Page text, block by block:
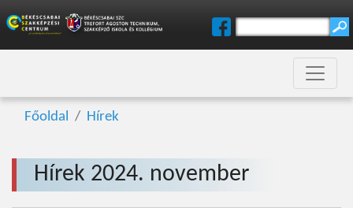
Főoldal Hírek
Hírek 2024. november